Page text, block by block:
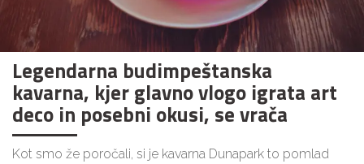
Legendarna budimpeštanska
kavarna, kjer glavno vlogo igrata art
deco in posebni okusi, se vrača
Kot smo že poročali, si je kavarna Dunapark to pomlad